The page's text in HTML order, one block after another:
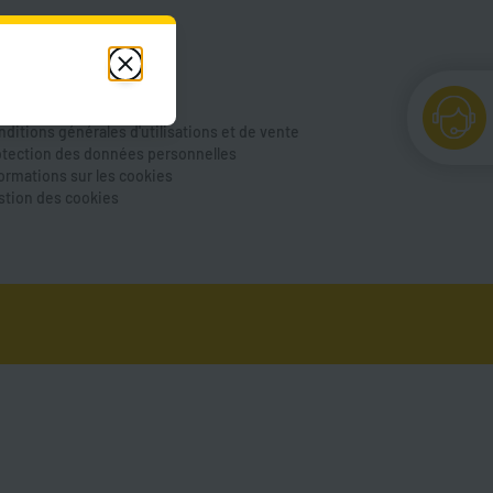
générales d'utilisations et de vente
des données personnelles
sur les cookies
des cookies